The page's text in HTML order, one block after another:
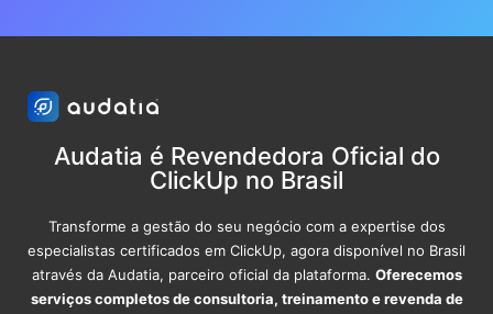
Audatia é Revendedora Oficial do
ClickUp no Brasil
Transforme a gestão do seu negócio com a expertise dos
especialistas certificados em ClickUp, agora disponível no Brasil
através da Audatia, parceiro oficial da plataforma. Oferecemos
serviços completos de consultoria, treinamento e revenda de